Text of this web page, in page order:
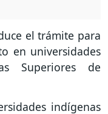
el trámite para
en universidades
Superiores de
indígenas